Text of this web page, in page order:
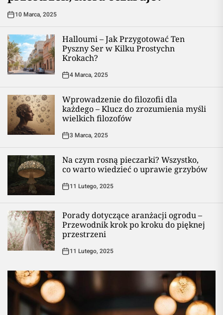
10 Marca, 2025
Halloumi – Jak Przygotować Ten
Pyszny Ser w Kilku Prostychn
Krokach?
4 Marca, 2025
Wprowadzenie do filozofii dla
każdego – Klucz do zrozumienia myśli
wielkich filozofów
3 Marca, 2025
Na czym rosną pieczarki? Wszystko,
co warto wiedzieć o uprawie grzybów
11 Lutego, 2025
Porady dotyczące aranżacji ogrodu –
Przewodnik krok po kroku do pięknej
przestrzeni
11 Lutego, 2025